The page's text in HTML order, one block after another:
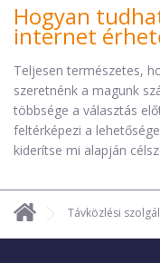
Hogyan
internet
Teljesen természetes,
szeretnénk a magunk
többsége a választás
feltérképezi a
kiderítse mi alapján
Távközlési